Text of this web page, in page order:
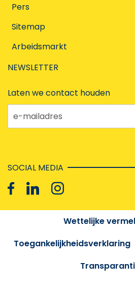
Pers
Sitemap
Arbeidsmarkt
NEWSLETTER
Laten we contact houden
e-mailadres
SOCIAL MEDIA
Wettelijke
Toegankelijkheidsverklaring